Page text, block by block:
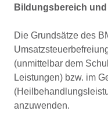
Bildungsbereich
Die Grundsätze des
(unmittelbar dem
Leistungen) bzw. im
anzuwenden.